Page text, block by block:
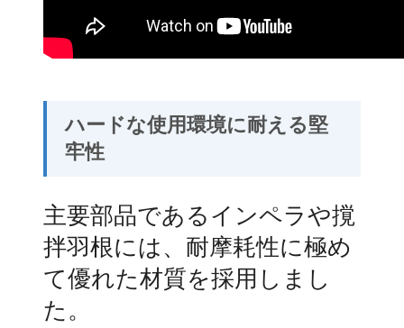
ハードな使用環境に耐える堅
牢性
主要部品であるインペラや撹
拌羽根には、耐摩耗性に極め
て優れた材質を採用しまし
た。